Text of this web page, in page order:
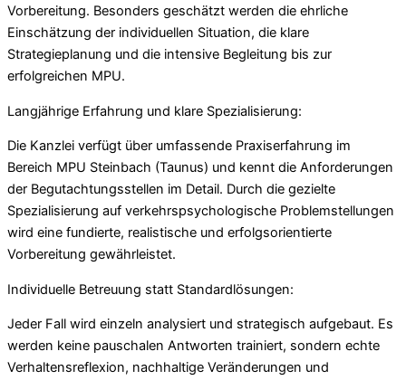
Vorbereitung. Besonders geschätzt werden die ehrliche
Einschätzung der individuellen Situation, die klare
Strategieplanung und die intensive Begleitung bis zur
erfolgreichen MPU.
Langjährige Erfahrung und klare Spezialisierung:
Die Kanzlei verfügt über umfassende Praxiserfahrung im
Bereich MPU Steinbach (Taunus) und kennt die Anforderungen
der Begutachtungsstellen im Detail. Durch die gezielte
Spezialisierung auf verkehrspsychologische Problemstellungen
wird eine fundierte, realistische und erfolgsorientierte
Vorbereitung gewährleistet.
Individuelle Betreuung statt Standardlösungen:
Jeder Fall wird einzeln analysiert und strategisch aufgebaut. Es
werden keine pauschalen Antworten trainiert, sondern echte
Verhaltensreflexion, nachhaltige Veränderungen und